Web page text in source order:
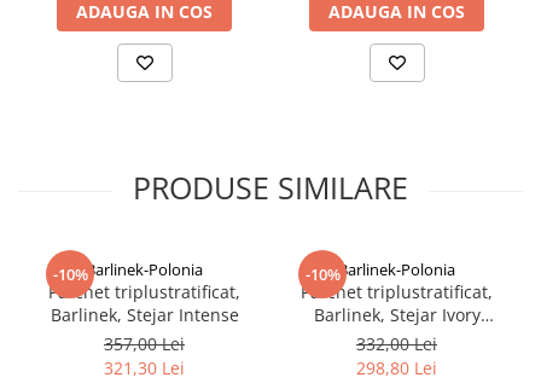
ADAUGA IN COS ADAUGA IN COS
PRODUSE SIMILARE
-10%Barlinek-Polonia
Parchet triplustratificat,
Barlinek, Stejar Intense
357,00 Lei
321,30 Lei
-10%Barlinek-Polonia
Parchet triplustratificat,
Barlinek, Stejar Ivory
Grande
332,00 Lei
298,80 Lei